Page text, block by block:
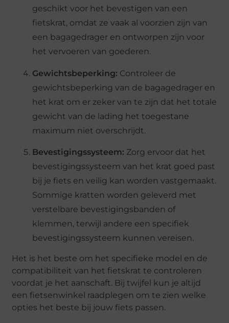
geschikt voor het bevestigen van een
fietskrat, omdat ze vaak al voorzien zijn van
een bagagedrager en ontworpen zijn voor
het vervoeren van goederen.
Gewichtsbeperking: Controleer de
gewichtsbeperking van de bagagedrager en
het krat om er zeker van te zijn dat het totale
gewicht van de lading het toegestane
maximum niet overschrijdt.
Bevestigingssysteem: Zorg ervoor dat het
bevestigingssysteem van het krat goed past
bij je fiets en veilig kan worden vastgemaakt.
Sommige kratten worden geleverd met
verstelbare bevestigingsbanden of
klemmen, terwijl andere een specifiek
bevestigingssysteem kunnen vereisen.
Het is het beste om het specifieke model en de
compatibiliteit van het fietskrat te controleren
voordat je het aanschaft. Bij twijfel kun je altijd
een fietsenwinkel raadplegen om te zien welke
opties het beste bij jouw fiets passen.